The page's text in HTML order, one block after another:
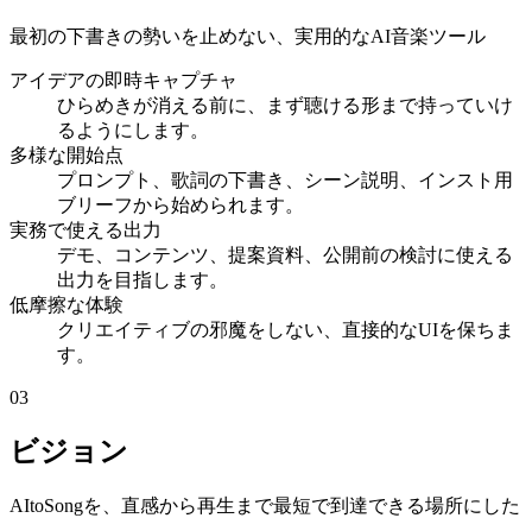
最初の下書きの勢いを止めない、実用的なAI音楽ツール
アイデアの即時キャプチャ
ひらめきが消える前に、まず聴ける形まで持っていけ
るようにします。
多様な開始点
プロンプト、歌詞の下書き、シーン説明、インスト用
ブリーフから始められます。
実務で使える出力
デモ、コンテンツ、提案資料、公開前の検討に使える
出力を目指します。
低摩擦な体験
クリエイティブの邪魔をしない、直接的なUIを保ちま
す。
03
ビジョン
AItoSongを、直感から再生まで最短で到達できる場所にした